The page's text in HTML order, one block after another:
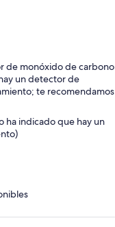
de monóxido de carbono
un detector de
te recomendamos
ha indicado que hay un